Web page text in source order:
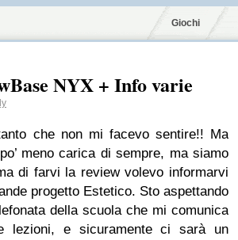
Giochi
NYX + Info varie
che non mi facevo sentire!! Ma
meno carica di sempre, ma siamo
di farvi la review volevo informarvi
progetto Estetico. Sto aspettando
della scuola che mi comunica
lezioni, e sicuramente ci sarà un